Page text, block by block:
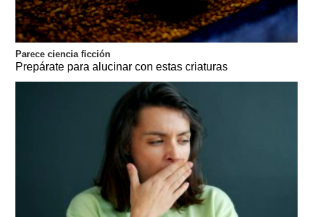
Parece ciencia ficción
Prepárate para alucinar con estas criaturas